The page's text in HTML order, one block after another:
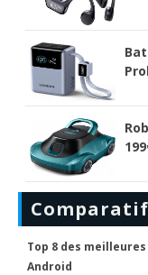
Top 8 des
Android